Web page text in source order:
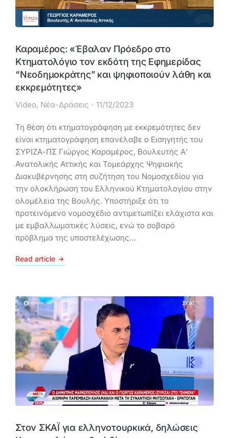
Καραμέρος: «Έβαλαν Πρόεδρο στο
Κτηματολόγιο τον εκδότη της Εφημερίδας
“Νεοδημοκράτης” και ψηφιοποιούν λάθη και
εκκρεμότητες»
Video, Νέα-Δράσεις 11/12/2023
Τη θέση ότι κτηματογράφηση με εκκρεμότητες δεν
είναι κτηματογράφηση επανέλαβε ο Εισηγητής του
ΣΥΡΙΖΑ-ΠΣ Γιώργος Καραμέρος, Βουλευτής Α’
Ανατολικής Αττικής και Τομεάρχης Ψηφιακής
Διακυβέρνησης στη συζήτηση του Νομοσχεδίου για
την ολοκλήρωση του Ελληνικού Κτηματολογίου στην
ολομέλεια της Βουλής. Υποστήριξε ότι το
προτεινόμενο νομοσχέδιο αντιμετωπίζει ελάχιστα και
με εμβαλλωματικές λύσεις, ενώ το σοβαρό
πρόβλημα της υποστελέχωσης…
Read article
Στον ΣΚΑΪ για ελληνοτουρκικά, δηλώσεις